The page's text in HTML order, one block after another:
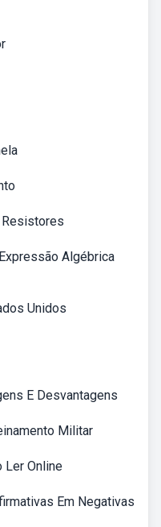
Algébrica
Unidos
E Desvantagens
Militar
Ler Online
Em Negativas